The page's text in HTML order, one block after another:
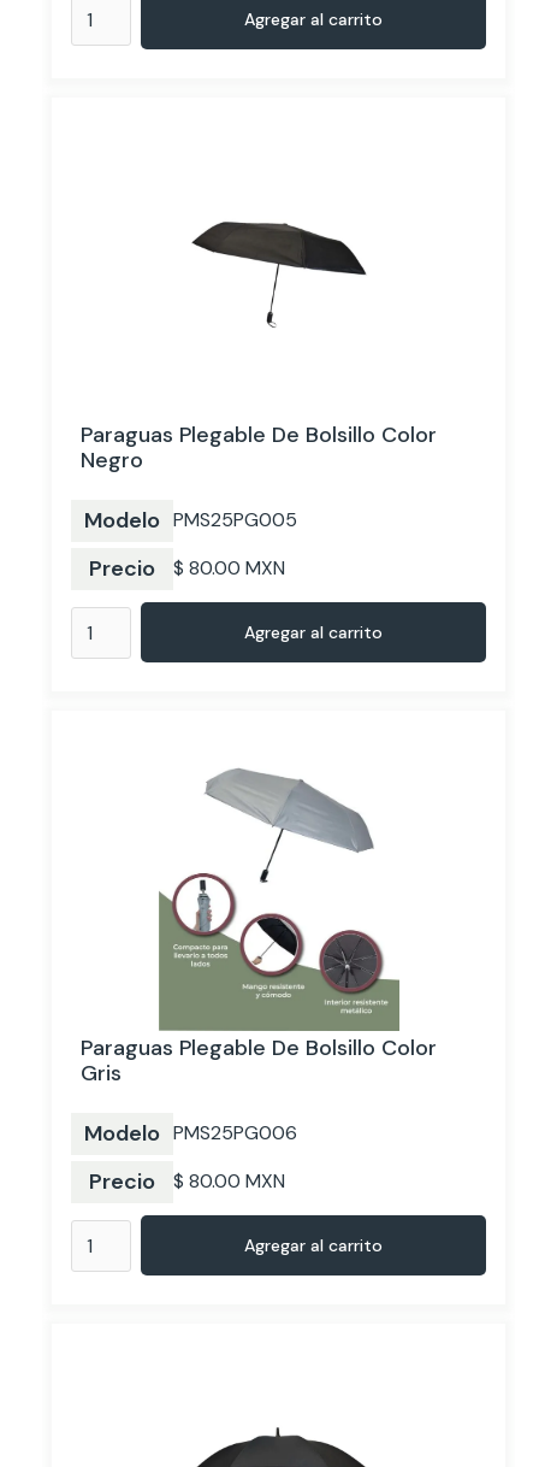
Paraguas Plegable De Bolsillo Color
Negro
Modelo PMS25PG005
Precio $ 80.00 MXN
Paraguas Plegable De Bolsillo Color
Gris
Modelo PMS25PG006
Precio $ 80.00 MXN